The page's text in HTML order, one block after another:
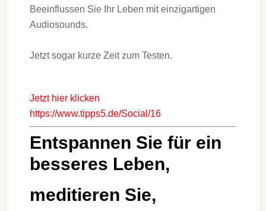
Beeinflussen Sie Ihr Leben mit einzigartigen
Audiosounds.
Jetzt sogar kurze Zeit zum Testen.
Jetzt hier klicken
https://www.tipps5.de/Social/16
Entspannen Sie für ein
besseres Leben,
meditieren Sie,